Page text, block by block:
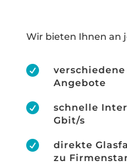
Wir bieten Ihnen an

verschiedene
Angebote

schnelle
Gbit/s

direkte
zu